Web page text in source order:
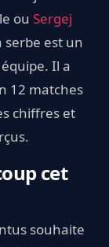
ou Sergej
serbe est un
Il a
12 matches
chiffres et
cet
souhaite